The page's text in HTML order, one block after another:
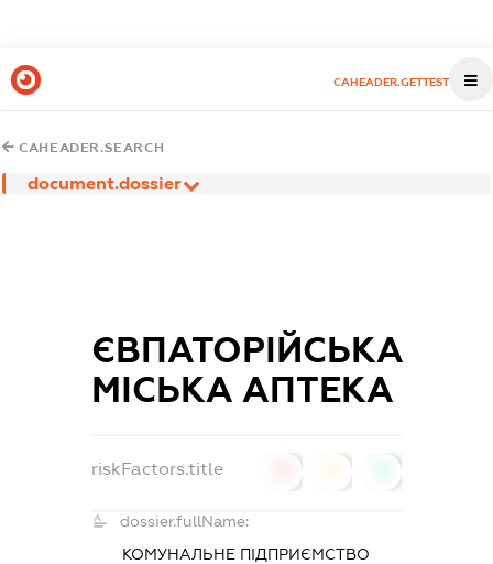
CAHEADER.GETTEST
CAHEADER.SEARCH
document.dossier
ЄВПАТОРІЙСЬКА
МІСЬКА АПТЕКА
riskFactors.title
dossier.fullName:
КОМУНАЛЬНЕ ПІДПРИЄМСТВО